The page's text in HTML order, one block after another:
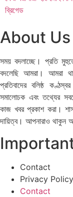
ব্রিগেড
About Us
সময় বদলাচ্ছে। প্রতি
বদলেছি আমরা। আমরা
প্রতিবাদের বলিষ্ঠ
সমালোচক এবং তথ্যের
কাজ খবর প্রকাশ করা।
দায়িত্ব। আপনারাও থাকুন
Contact
Privacy Policy
Contact